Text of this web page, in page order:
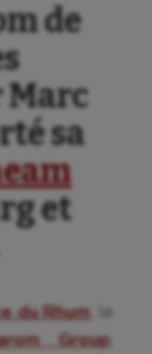
de
Marc
sa
et
du Rhum, le
Group